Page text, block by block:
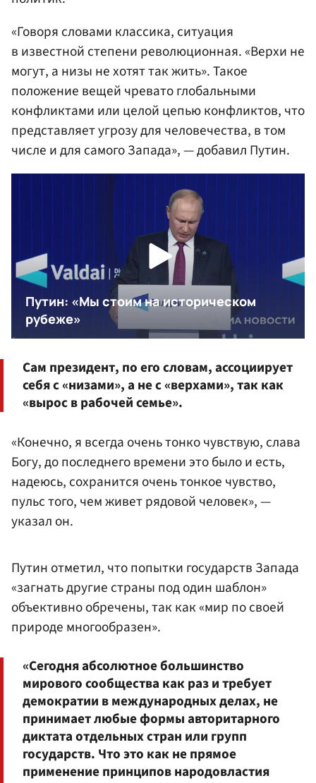
«Говоря словами классика, ситуация
в известной степени революционная. «Верхи не
могут, а низы не хотят так жить». Такое
положение вещей чревато глобальными
конфликтами или целой цепью конфликтов, что
представляет угрозу для человечества, в том
числе и для самого Запада», — добавил Путин.
Сам президент, по его словам, ассоциирует
себя с «низами», а не с «верхами», так как
«вырос в рабочей семье».
«Конечно, я всегда очень тонко чувствую, слава
Богу, до последнего времени это было и есть,
надеюсь, сохранится очень тонкое чувство,
пульс того, чем живет рядовой человек», —
указал он.
Путин отметил, что попытки государств Запада
«загнать другие страны под один шаблон»
объективно обречены, так как «мир по своей
природе многообразен».
«Сегодня абсолютное большинство
мирового сообщества как раз и требует
демократии в международных делах, не
принимает любые формы авторитарного
диктата отдельных стран или групп
государств. Что это как не прямое
применение принципов народовластия